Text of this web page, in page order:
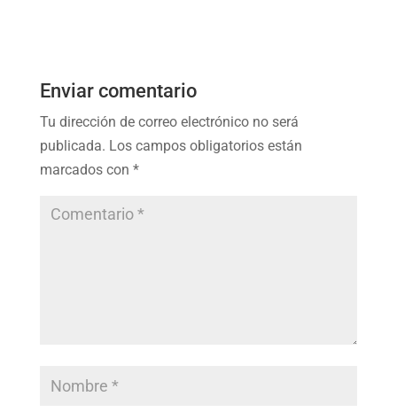
Enviar comentario
Tu dirección de correo electrónico no será
publicada. Los campos obligatorios están
marcados con *